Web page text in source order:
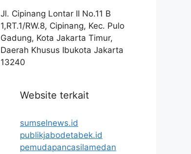
Jl. Cipinang Lontar II No.11 B
1,RT.1/RW.8, Cipinang, Kec. Pulo
Gadung, Kota Jakarta Timur,
Daerah Khusus Ibukota Jakarta
13240
Website terkait
sumselnews.id
publikjabodetabek.id
pemudapancasilamedan